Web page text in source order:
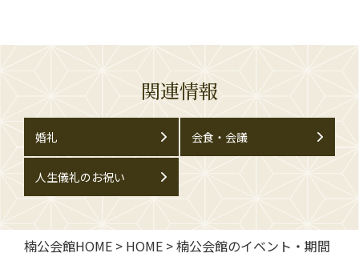
関連情報
婚礼 会食・会議
人生儀礼のお祝い
楠公会館HOME > HOME >楠公会館のイベント・期間